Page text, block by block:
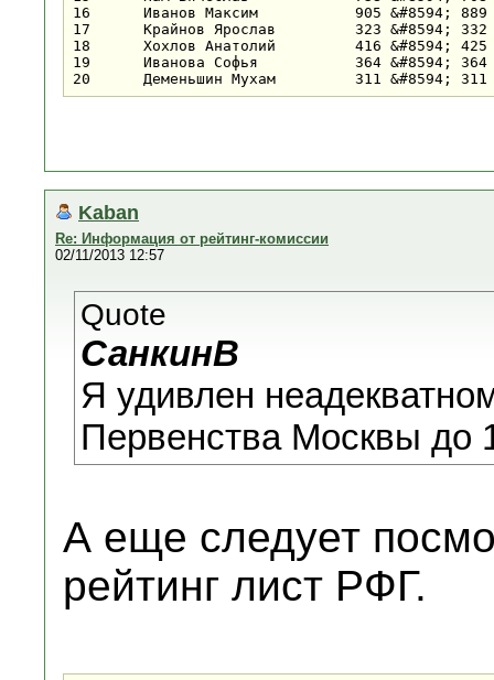
16	Иванов Максим		905 &#8594; 889 (-16)	1	4-	20+	6-	18+	5-	13-	3	25	6	16
17	Крайнов Ярослав		323 &#8594; 332 (+9)	0	23+	12-	20+	10-	25+	7-	3	19	6	17
18	Хохлов Анатолий		416 &#8594; 425 (+9)	0	22+	8-	25+	16-	21+	14-	3	18	7	18
19	Иванова Софья		364 &#8594; 364 (=)	0	25+	9-	22+	14-	24+	11-	3	18	6	19
Kaban
Re: Информация от рейтинг-комиссии
02/11/2013 12:57
Quote
СанкинB
Я удивлен
Первенства Москвы до
А еще следует
рейтинг лист РФГ.